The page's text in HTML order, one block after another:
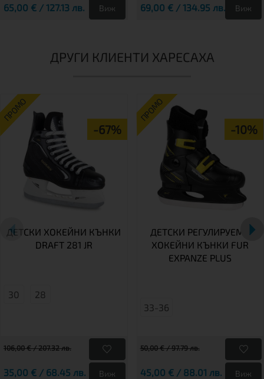
65,00 € / 127.13 лв. Виж 69,00 € / 134.95 лв. Виж
ДРУГИ КЛИЕНТИ ХАРЕСАХА
ПРОМО
-67%
ДЕТСКИ ХОКЕЙНИ КЪНКИ
DRAFT 281 JR
30 28
106,00 € / 207.32 лв.
35,00 € / 68.45 лв. Виж
ПРОМО
-10%
ДЕТСКИ РЕГУЛИРУЕМИ
ХОКЕЙНИ КЪНКИ FUR
EXPANZE PLUS
33-36
50,00 € / 97.79 лв.
45,00 € / 88.01 лв. Виж